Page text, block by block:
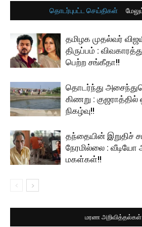
தொடர்புபட்ட செய்திகள்
தமிழக முதல்வர்
திருப்பம் :
பெற்ற சங்கீதா!!
தொடர்ந்து
கிணறு : குஜராத்தில்
நிகழ்வு!!
தந்தையின் இறுதிச்
நேரமில்லை : வீடியோ
மகள்கள்!!
மரண அறிவித்தல்கள்